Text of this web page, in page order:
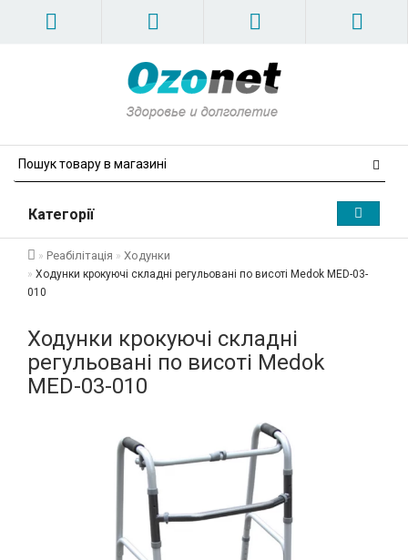
Категорії
Реабілітація Ходунки
Ходунки крокуючі складні регульовані по висоті Medok MED-03-
010
Ходунки крокуючі складні
регульовані по висоті Medok
MED-03-010